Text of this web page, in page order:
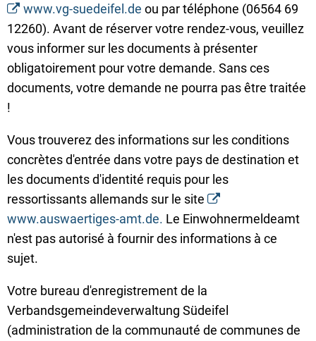
www.vg-suedeifel.de ou par téléphone (06564 69
12260). Avant de réserver votre rendez-vous, veuillez
vous informer sur les documents à présenter
obligatoirement pour votre demande. Sans ces
documents, votre demande ne pourra pas être traitée
!
Vous trouverez des informations sur les conditions
concrètes d'entrée dans votre pays de destination et
les documents d'identité requis pour les
ressortissants allemands sur le site
www.auswaertiges-amt.de. Le Einwohnermeldeamt
n'est pas autorisé à fournir des informations à ce
sujet.
Votre bureau d'enregistrement de la
Verbandsgemeindeverwaltung Südeifel
(administration de la communauté de communes de